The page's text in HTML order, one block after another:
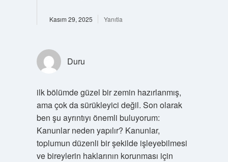
Kasım 29, 2025 Yanıtla
Duru
ilk bölümde güzel bir zemin hazırlanmış,
ama çok da sürükleyici değil. Son olarak
ben şu ayrıntıyı önemli buluyorum:
Kanunlar neden yapılır? Kanunlar,
toplumun düzenli bir şekilde işleyebilmesi
ve bireylerin haklarının korunması için